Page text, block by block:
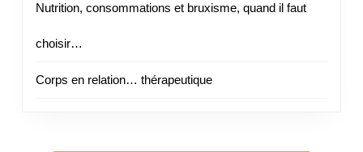
Nutrition, consommations et bruxisme, quand il faut
choisir…
Corps en relation… thérapeutique